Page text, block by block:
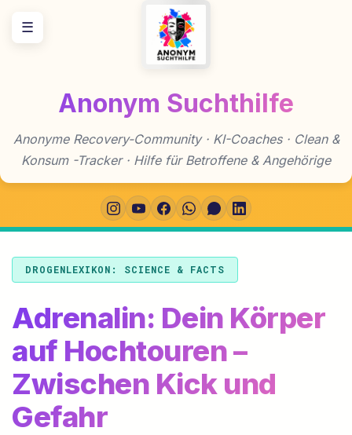
Inhalt
springen
Anonym Suchthilfe
Anonyme Recovery-Community · KI-Coaches · Clean &
Konsum -Tracker · Hilfe für Betroffene & Angehörige
DROGENLEXIKON: SCIENCE & FACTS
Adrenalin: Dein Körper
auf Hochtouren –
Zwischen Kick und
Gefahr
☰